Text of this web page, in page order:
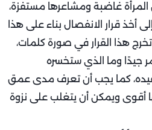
غاضبة ومشاعرها مستفزة،
أخذ قرار الانفصال بناء على هذا
هذا القرار في صورة كلمات،
جيدًا وما الذي ستخسره
كما يجب أن تعرف مدى عمق
أقوى ويمكن أن يتغلب على نزوة